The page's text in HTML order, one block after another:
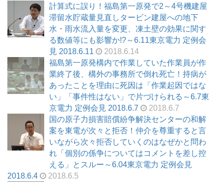
計算式に誤り！福島第一原発で2～4号機建屋
滞留水貯蔵量見直しタービン建屋への地下
水・雨水流入量を変更、凍土壁の効果に関す
る数値等にも影響か!?～6.11東京電力 定例会
見 2018.6.11
2018.6.14
福島第一原発構内で作業していた作業員が作
業終了後、構外の事務所で倒れ死亡！持病が
あったことを理由に死因は「作業起因ではな
い」「事件性はない」で片づけられる～6.7東
京電力 定例会見 2018.6.7
2018.6.7
国の原子力損害賠償紛争解決センターの和解
案を東電が次々と拒否！仲介を尊重すると言
いながら次々拒否していくのはなぜかと問わ
れ「個別の係争についてはコメントを差し控
える」とスルー～6.04東京電力 定例会見
2018.6.4
2018.6.5